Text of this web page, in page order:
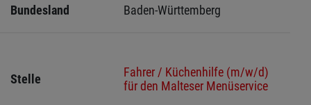
Bundesland Baden-Württemberg
Stelle
Fahrer / Küchenhilfe (m/w/d)
für den Malteser Menüservice